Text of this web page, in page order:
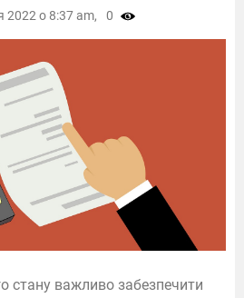
стану важливо забезпечити
2022 о 8:37 am, 0